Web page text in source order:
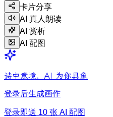
卡片分享
AI 真人朗读
AI 赏析
AI 配图
诗中意境，AI 为你具象
登录后生成画作
登录即送 10 张 AI 配图